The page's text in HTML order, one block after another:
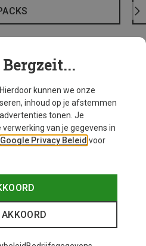
kunnen we onze
inhoud op je afstemmen
tonen. Je
van je gegevens in
Google Privacy Beleid voor